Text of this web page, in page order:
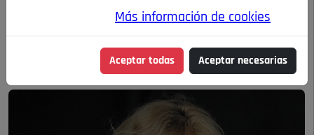
MUERTE”Más información de cookies
Aceptar todas Aceptar necesarias